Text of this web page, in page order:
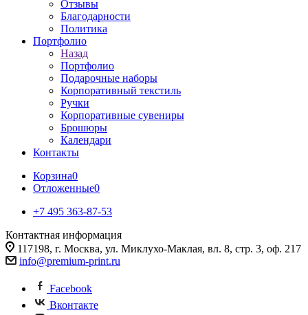
Отзывы
Благодарности
Политика
Портфолио
Назад
Портфолио
Подарочные наборы
Корпоративный текстиль
Ручки
Корпоративные сувениры
Брошюры
Календари
Контакты
Корзина0
Отложенные0
+7 495 363-87-53
Контактная информация
117198, г. Москва, ул. Миклухо-Маклая, вл. 8, стр. 3, оф. 217
info@premium-print.ru
Facebook
Вконтакте